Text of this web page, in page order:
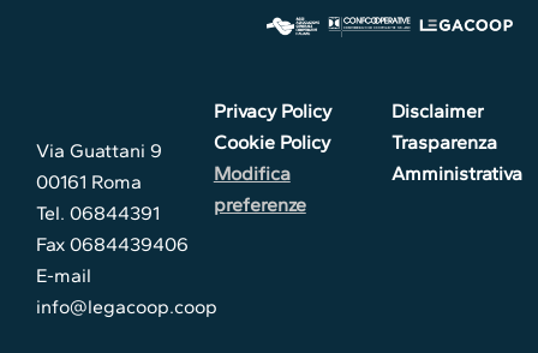
Via Guattani 9
00161 Roma
Tel. 06844391
Fax 0684439406
E-mail
info@legacoop.coop
Privacy Policy
Cookie Policy
Modifica
preferenze
Disclaimer
Trasparenza
Amministrativa